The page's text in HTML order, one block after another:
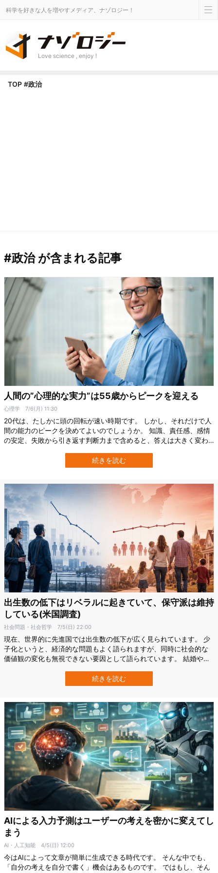
科学を好きな人を増やすメディア、ナゾロジー！
Love science , enjoy !
TOP #政治
#政治 が含まれる記事
人間の”心理的な実力”は55歳からピークを迎える
心理学 7/6(月) 11:30
20代は、たしかに頭の回転が速い時期です。 しかし、それだけで人
間の能力のピークを決めてよいのでしょうか。 知識、責任感、感情
の安定、失敗から引き返す判断力まで含めると、答えは大きく変わ
究は、知能や性格、経験に基づく判断力などを合わせた力、いわば
人間の“心理的な実力”が55〜60歳ごろに最高潮を迎える可能性を示
続きを読む
出生数の低下はリベラルに起きていて、保守派は維持
している(米国調査)
社会問題・社会哲学 7/5(日) 22:00
現在、世界的に先進国では出生数の低下が広く見られています。 少
子化というと、経済的な問題もよく語られますが、同時に社会的な
価値観の変化も無視できない要因として語られています。 結婚や出
治的には左派(リベラル)寄りに多いと言われており、実際多くの研究
がその相関を報告しています。 しかしリベラルな人ほど子供を作ら
続きを読む
AIによる入力予測はユーザーの考えを密かに変えてし
まう
AI・人工知能 4/5(日) 12:00
今はAIによって文章が簡単に生成できる時代です。 そんな中でも、
「自分の考えを自分で書く」機会はあるものです。 ではもし、そん